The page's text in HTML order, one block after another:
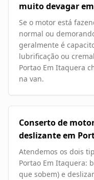
muito devagar
Se o motor está
normal ou
geralmente é
lubrificação ou
Portao Em Itaquera
na van.
Conserto de
deslizante em
Atendemos os dois
Portao Em Itaquera:
que sobem) e